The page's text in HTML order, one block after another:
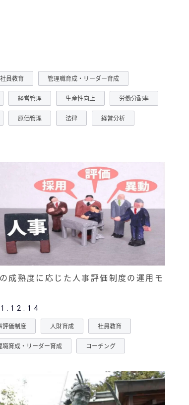
社員教育 管理職育成・リーダー育成
経営管理 生産性向上 労働分配率
原価管理 法律 経営分析
成熟度に応じた人事評価制度の運用モ
評価制度 人財育成 社員教育
職育成・リーダー育成 コーチング